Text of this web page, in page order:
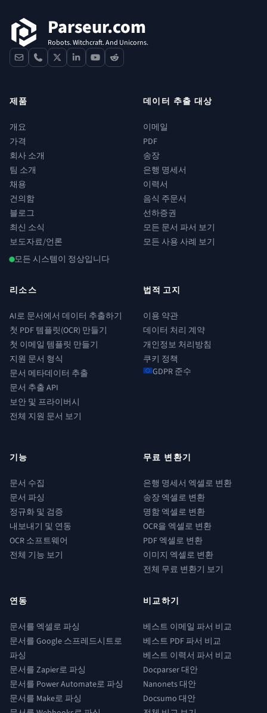
Parseur.com
Robots. Witchcraft. And Unicorns.
contactphone
x linkedinyoutube
reddit
제품
개요
가격
회사 소개
팀 소개
채용
건의함
블로그
최신 소식
보도자료/언론
모든 시스템이 정상입니다
데이터 추출 대상
이메일
PDF
송장
은행 명세서
이력서
음식 주문서
선하증권
모든 문서 파서 보기
모든 사용 사례 보기
리소스
AI로 문서에서 데이터 추출하기
첫 PDF 템플릿(OCR) 만들기
첫 이메일 템플릿 만들기
지원 문서 형식
문서 메타데이터 추출
문서 추출 API
보안 및 프라이버시
전체 지원 문서 보기
법적 고지
이용 약관
데이터 처리 계약
개인정보 처리방침
쿠키 정책
GDPR 준수
기능
문서 수집
문서 파싱
정규화 및 검증
내보내기 및 연동
OCR 소프트웨어
전체 기능 보기
무료 변환기
은행 명세서 엑셀로 변환
송장 엑셀로 변환
명함 엑셀로 변환
OCR을 엑셀로 변환
PDF 엑셀로 변환
이미지 엑셀로 변환
전체 무료 변환기 보기
연동
문서를 엑셀로 파싱
문서를 Google 스프레드시트로
파싱
문서를 Zapier로 파싱
문서를 Power Automate로 파싱
문서를 Make로 파싱
비교하기
베스트 이메일 파서 비교
베스트 PDF 파서 비교
베스트 이력서 파서 비교
Docparser 대안
Nanonets 대안
Docsumo 대안